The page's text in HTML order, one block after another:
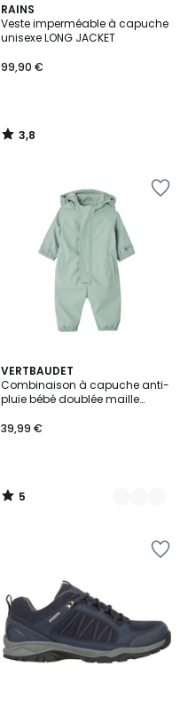
RAINS
Veste imperméable à capuche
unisexe LONG JACKET
99,90 €
3,8
/ 5
3,8
/
VERTBAUDET
Combinaison à capuche anti-
pluie bébé doublée maille
39,99 €
5
/
5
2
Couleurs
5
/